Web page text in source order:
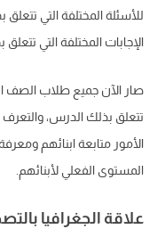
للأسئلة المختلفة التي تتعلق
الإجابات المختلفة التي
صار الآن جميع طلاب الصف
تتعلق بذلك الدرس، والتعرف
الأمور متابعة ابنائهم
المستوى الفعلي لأبنائهم.
علاقة الجغرافيا